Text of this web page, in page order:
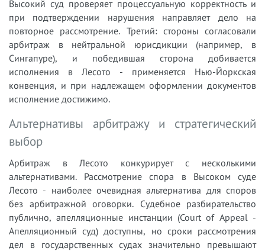
Высокий суд проверяет процессуальную корректность и
при подтверждении нарушения направляет дело на
повторное рассмотрение. Третий: стороны согласовали
арбитраж в нейтральной юрисдикции (например, в
Сингапуре), и победившая сторона добивается
исполнения в Лесото - применяется Нью-Йоркская
конвенция, и при надлежащем оформлении документов
исполнение достижимо.
Альтернативы арбитражу и стратегический
выбор
Арбитраж в Лесото конкурирует с несколькими
альтернативами. Рассмотрение спора в Высоком суде
Лесото - наиболее очевидная альтернатива для споров
без арбитражной оговорки. Судебное разбирательство
публично, апелляционные инстанции (Court of Appeal -
Апелляционный суд) доступны, но сроки рассмотрения
дел в государственных судах значительно превышают